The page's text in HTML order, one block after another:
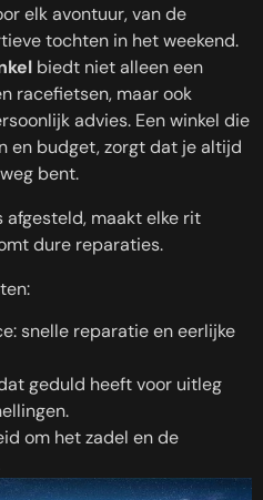
elk avontuur, van de
tochten in het weekend.
biedt niet alleen een
racefietsen, maar ook
advies. Een winkel die
en budget, zorgt dat je altijd
bent.
maakt elke rit
dure reparaties.
snelle reparatie en eerlijke
geduld heeft voor uitleg
om het zadel en de